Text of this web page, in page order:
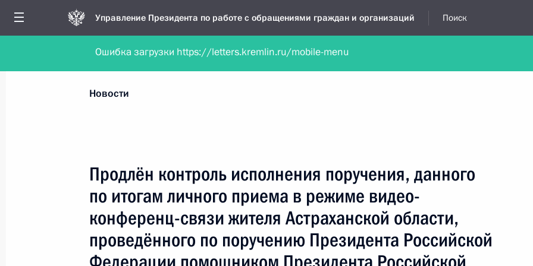
Управление Президента по работе с обращениями граждан и организаций Поиск
Обратиться в форме электронного документа Обратиться в устной форме
Все новости
Все руководители, регионы, города и темы
Новости
Продлён контроль исполнения поручения, данного
по итогам личного приема в режиме видео-
конференц-связи жителя Астраханской области,
проведённого по поручению Президента Российской
Ошибка загрузки https://letters.kremlin.ru/mobile-menu